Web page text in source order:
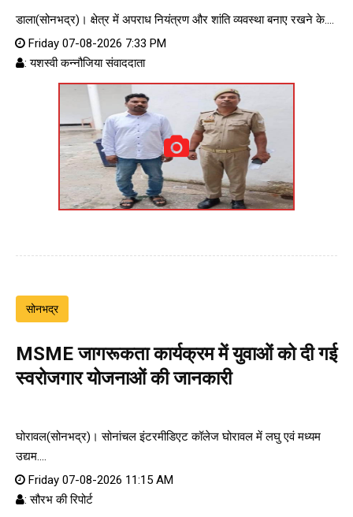
डाला(सोनभद्र)। क्षेत्र में अपराध नियंत्रण और शांति व्यवस्था बनाए रखने के....
Friday 07-08-2026 7:33 PM
: यशस्वी कन्नौजिया संवाददाता
सोनभद्र
MSME जागरूकता कार्यक्रम में युवाओं को दी गई
स्वरोजगार योजनाओं की जानकारी
घोरावल(सोनभद्र)। सोनांचल इंटरमीडिएट कॉलेज घोरावल में लघु एवं मध्यम
उद्यम....
Friday 07-08-2026 11:15 AM
: सौरभ की रिपोर्ट